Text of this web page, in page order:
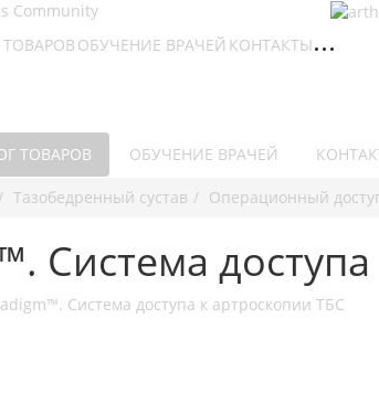
Community
ОБУЧЕНИЕ ВРАЧЕЙ КОНТАКТЫ
ТОВАРОВ ОБУЧЕНИЕ ВРАЧЕЙ
Тазобедренный сустав Операционный
Система